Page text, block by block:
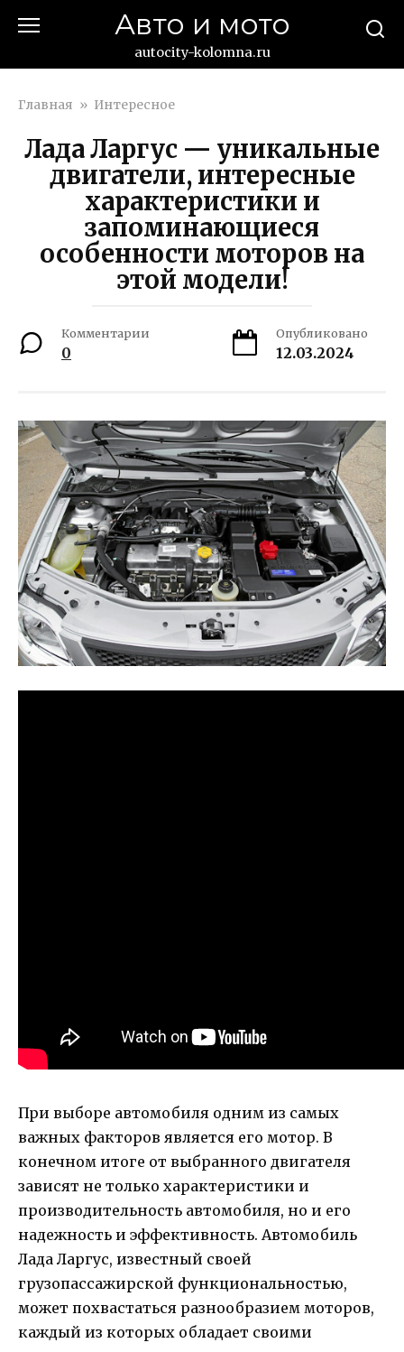
Авто и мото
autocity-kolomna.ru
Главная » Интересное
Лада Ларгус — уникальные
двигатели, интересные
характеристики и
запоминающиеся
особенности моторов на
этой модели!
Комментарии
0
Опубликовано
12.03.2024
При выборе автомобиля одним из самых
важных факторов является его мотор. В
конечном итоге от выбранного двигателя
зависят не только характеристики и
производительность автомобиля, но и его
надежность и эффективность. Автомобиль
Лада Ларгус, известный своей
грузопассажирской функциональностью,
может похвастаться разнообразием моторов,
каждый из которых обладает своими